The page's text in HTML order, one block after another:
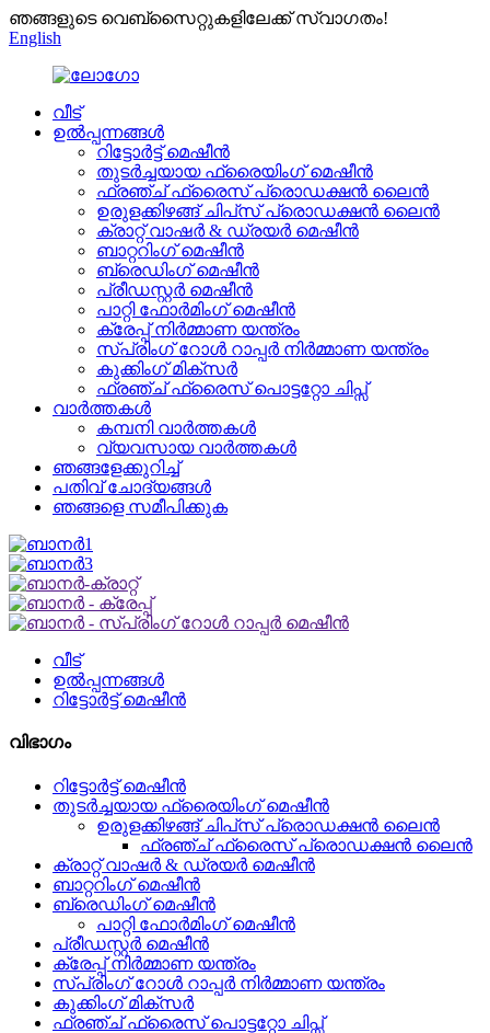
ഞങ്ങളുടെ വെബ്സൈറ്റുകളിലേക്ക് സ്വാഗതം!
English
വീട്
ഉൽപ്പന്നങ്ങൾ
റിട്ടോർട്ട് മെഷീൻ
തുടർച്ചയായ ഫ്രൈയിംഗ് മെഷീൻ
ഫ്രഞ്ച് ഫ്രൈസ് പ്രൊഡക്ഷൻ ലൈൻ
ഉരുളക്കിഴങ്ങ് ചിപ്‌സ് പ്രൊഡക്ഷൻ ലൈൻ
ക്രാറ്റ് വാഷർ & ഡ്രയർ മെഷീൻ
ബാറ്ററിംഗ് മെഷീൻ
ബ്രെഡിംഗ് മെഷീൻ
പ്രീഡസ്റ്റർ മെഷീൻ
പാറ്റി ഫോർമിംഗ് മെഷീൻ
ക്രേപ്പ് നിർമ്മാണ യന്ത്രം
സ്പ്രിംഗ് റോൾ റാപ്പർ നിർമ്മാണ യന്ത്രം
കുക്കിംഗ് മിക്സർ
ഫ്രഞ്ച് ഫ്രൈസ് പൊട്ടറ്റോ ചിപ്സ്
വാർത്തകൾ
കമ്പനി വാർത്തകൾ
വ്യവസായ വാർത്തകൾ
ഞങ്ങളേക്കുറിച്ച്
പതിവ് ചോദ്യങ്ങൾ
ഞങ്ങളെ സമീപിക്കുക
വീട്
ഉൽപ്പന്നങ്ങൾ
റിട്ടോർട്ട് മെഷീൻ
വിഭാഗം
റിട്ടോർട്ട് മെഷീൻ
തുടർച്ചയായ ഫ്രൈയിംഗ് മെഷീൻ
ഉരുളക്കിഴങ്ങ് ചിപ്‌സ് പ്രൊഡക്ഷൻ ലൈൻ
ഫ്രഞ്ച് ഫ്രൈസ് പ്രൊഡക്ഷൻ ലൈൻ
ക്രാറ്റ് വാഷർ & ഡ്രയർ മെഷീൻ
ബാറ്ററിംഗ് മെഷീൻ
ബ്രെഡിംഗ് മെഷീൻ
പാറ്റി ഫോർമിംഗ് മെഷീൻ
പ്രീഡസ്റ്റർ മെഷീൻ
ക്രേപ്പ് നിർമ്മാണ യന്ത്രം
സ്പ്രിംഗ് റോൾ റാപ്പർ നിർമ്മാണ യന്ത്രം
കുക്കിംഗ് മിക്സർ
ഫ്രഞ്ച് ഫ്രൈസ് പൊട്ടറ്റോ ചിപ്സ്